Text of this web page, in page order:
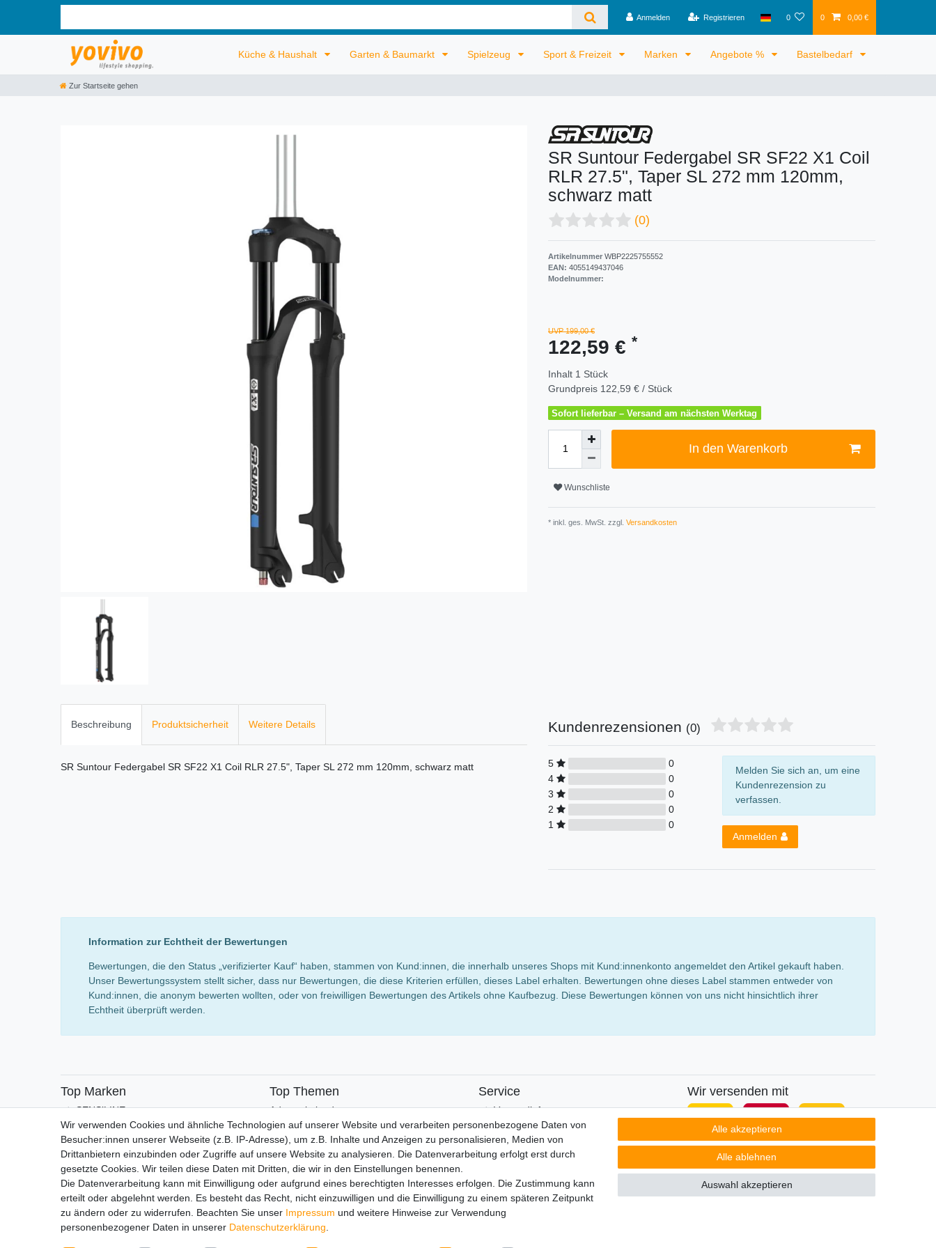
Anmelden Registrieren 0 0 0,00 €
Küche & Haushalt Garten & Baumarkt Spielzeug Sport & Freizeit Marken Angebote % Bastelbedarf
Zur Startseite gehen
SR Suntour Federgabel SR SF22 X1 Coil
RLR 27.5", Taper SL 272 mm 120mm,
schwarz matt
(0)
Artikelnummer WBP2225755552
EAN: 4055149437046
Modelnummer:
UVP 199,00 €
122,59 € *
Inhalt 1 Stück
Grundpreis 122,59 € / Stück
Sofort lieferbar – Versand am nächsten Werktag
In den Warenkorb
Wunschliste
* inkl. ges. MwSt. zzgl. Versandkosten
Beschreibung Produktsicherheit Weitere Details
SR Suntour Federgabel SR SF22 X1 Coil RLR 27.5", Taper SL 272 mm 120mm, schwarz matt
Kundenrezensionen (0)
5
0
4
0
3
0
2
0
1
0
Melden Sie sich an, um eine
Kundenrezension zu
verfassen.
Anmelden
Information zur Echtheit der Bewertungen
Bewertungen, die den Status „verifizierter Kauf“ haben, stammen von Kund:innen, die innerhalb unseres Shops mit Kund:innenkonto angemeldet den Artikel gekauft haben.
Unser Bewertungssystem stellt sicher, dass nur Bewertungen, die diese Kriterien erfüllen, dieses Label erhalten. Bewertungen ohne dieses Label stammen entweder von
Kund:innen, die anonym bewerten wollten, oder von freiwilligen Bewertungen des Artikels ohne Kaufbezug. Diese Bewertungen können von uns nicht hinsichtlich ihrer
Echtheit überprüft werden.
Top Marken
SENSiLINE
Top Themen
Adventskalender
Service
Versandinfos
FAQ
Ersatzteile
Registrieren
Wir versenden mit
Impressum Daten­schutz­erklärung AGB Barrierefreiheitserklärung Widerrufs­recht
Wir verwenden Cookies und ähnliche Technologien auf unserer Website und verarbeiten personenbezogene Daten von
Besucher:innen unserer Webseite (z.B. IP-Adresse), um z.B. Inhalte und Anzeigen zu personalisieren, Medien von
Drittanbietern einzubinden oder Zugriffe auf unsere Website zu analysieren. Die Datenverarbeitung erfolgt erst durch
gesetzte Cookies. Wir teilen diese Daten mit Dritten, die wir in den Einstellungen benennen.
Die Datenverarbeitung kann mit Einwilligung oder aufgrund eines berechtigten Interesses erfolgen. Die Zustimmung kann
erteilt oder abgelehnt werden. Es besteht das Recht, nicht einzuwilligen und die Einwilligung zu einem späteren Zeitpunkt
zu ändern oder zu widerrufen. Beachten Sie unser Impressum und weitere Hinweise zur Verwendung
personenbezogener Daten in unserer Daten­schutz­erklärung
Alle akzeptieren
Alle ablehnen
Auswahl akzeptieren